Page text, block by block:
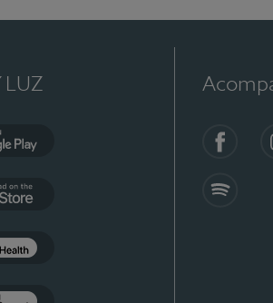
LUZ